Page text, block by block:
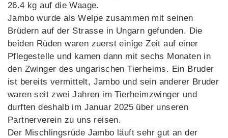
26.4 kg auf die Waage.
Jambo wurde als Welpe zusammen mit seinen
Brüdern auf der Strasse in Ungarn gefunden. Die
beiden Rüden waren zuerst einige Zeit auf einer
Pflegestelle und kamen dann mit sechs Monaten in
den Zwinger des ungarischen Tierheims. Ein Bruder
ist bereits vermittelt, Jambo und sein anderer Bruder
waren seit zwei Jahren im Tierheimzwinger und
durften deshalb im Januar 2025 über unseren
Partnerverein zu uns reisen.
Der Mischlingsrüde Jambo läuft sehr gut an der